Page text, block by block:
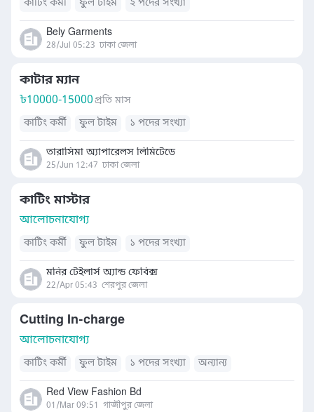
কাটিং কর্মী ফুল টাইম ২ পদের সংখ্যা
Bely Garments
28/Jul 05:23 ঢাকা জেলা
কাটার ম্যান
৳10000-15000প্রতি মাস
কাটিং কর্মী
ফুল টাইম ১ পদের সংখ্যা
তারাসিমা অ্যাপারেলস লিমিটেডে
25/Jun 12:47 ঢাকা জেলা
কাটিং মাস্টার
আলোচনাযোগ্য
কাটিং কর্মী ফুল টাইম ১ পদের সংখ্যা
মনির টেইলার্স অ্যান্ড ফেবিক্স
22/Apr 05:43 শেরপুর জেলা
Cutting In-charge
আলোচনাযোগ্য
কাটিং কর্মী ফুল টাইম ১ পদের সংখ্যা অন্যান্য
Red View Fashion Bd
01/Mar 09:51 গাজীপুর জেলা